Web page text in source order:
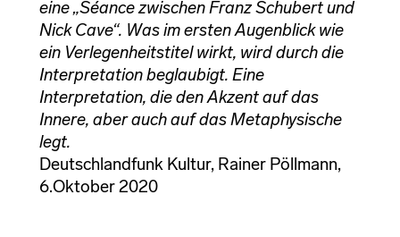
eine „Séance zwischen Franz Schubert und
Nick Cave“. Was im ersten Augenblick wie
ein Verlegenheitstitel wirkt, wird durch die
Interpretation beglaubigt. Eine
Interpretation, die den Akzent auf das
Innere, aber auch auf das Metaphysische
legt.
Deutschlandfunk Kultur, Rainer Pöllmann,
6.Oktober 2020